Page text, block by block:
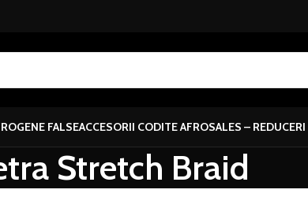
GENE FALSEACCESORII CODITE AFROSALES – REDUCERI
Stretch Braid